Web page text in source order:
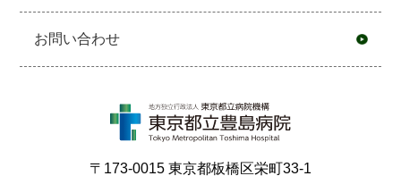
お問い合わせ
〒173-0015 東京都板橋区栄町33-1